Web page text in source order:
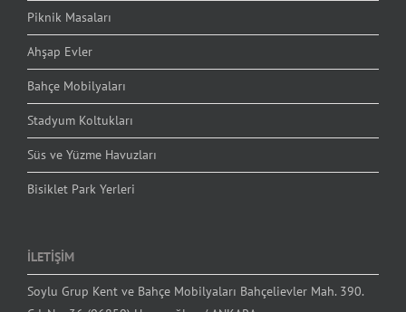
Piknik Masaları
Ahşap Evler
Bahçe Mobilyaları
Stadyum Koltukları
Süs ve Yüzme Havuzları
Bisiklet Park Yerleri
İLETİŞİM
Soylu Grup Kent ve Bahçe Mobilyaları Bahçelievler Mah. 390.